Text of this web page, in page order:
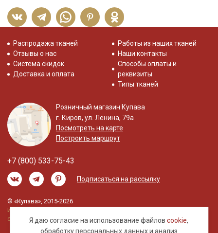
Я даю согласие на использование файловcookie,
обработкуперсональных данныхи анализ
Распродажа тканей
Отзывы о нас
Система скидок
Доставка и оплата
Работы из наших тканей
Наши контакты
Способы оплаты и
реквизиты
Типы тканей
Розничный магазин Купава
г. Киров, ул. Ленина, 79а
Посмотреть на карте
Построить маршрут
+7 (800) 533-75-43
Подписаться на рассылку
© «Купава», 2015-2026
Информация на сайте не является публичной
офертой.